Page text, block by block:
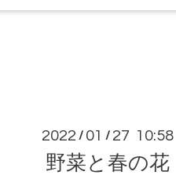
2022 / 01 / 27 10:58
野菜と春の花